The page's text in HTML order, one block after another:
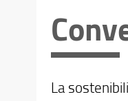
La